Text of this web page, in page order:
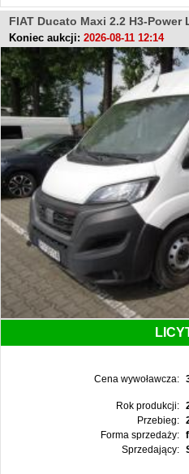
FIAT Ducato Maxi 2.2 H3-Power
Koniec aukcji: 2026-08-11 12:14
Cena wywoławcza:
Rok produkcji:
Przebieg:
Forma sprzedaży:
Sprzedający: